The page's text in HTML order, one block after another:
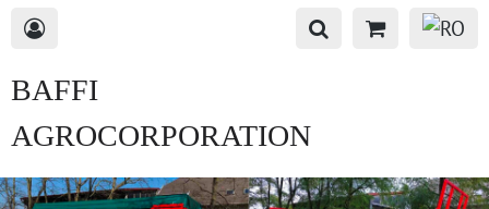
BAFFI
AGROCORPORATION
s.r.o.